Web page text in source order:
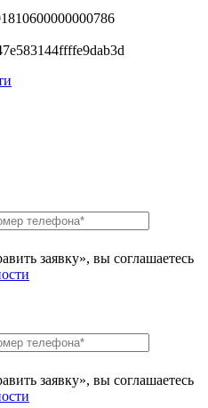
заявку», вы соглашаетесь
заявку», вы соглашаетесь